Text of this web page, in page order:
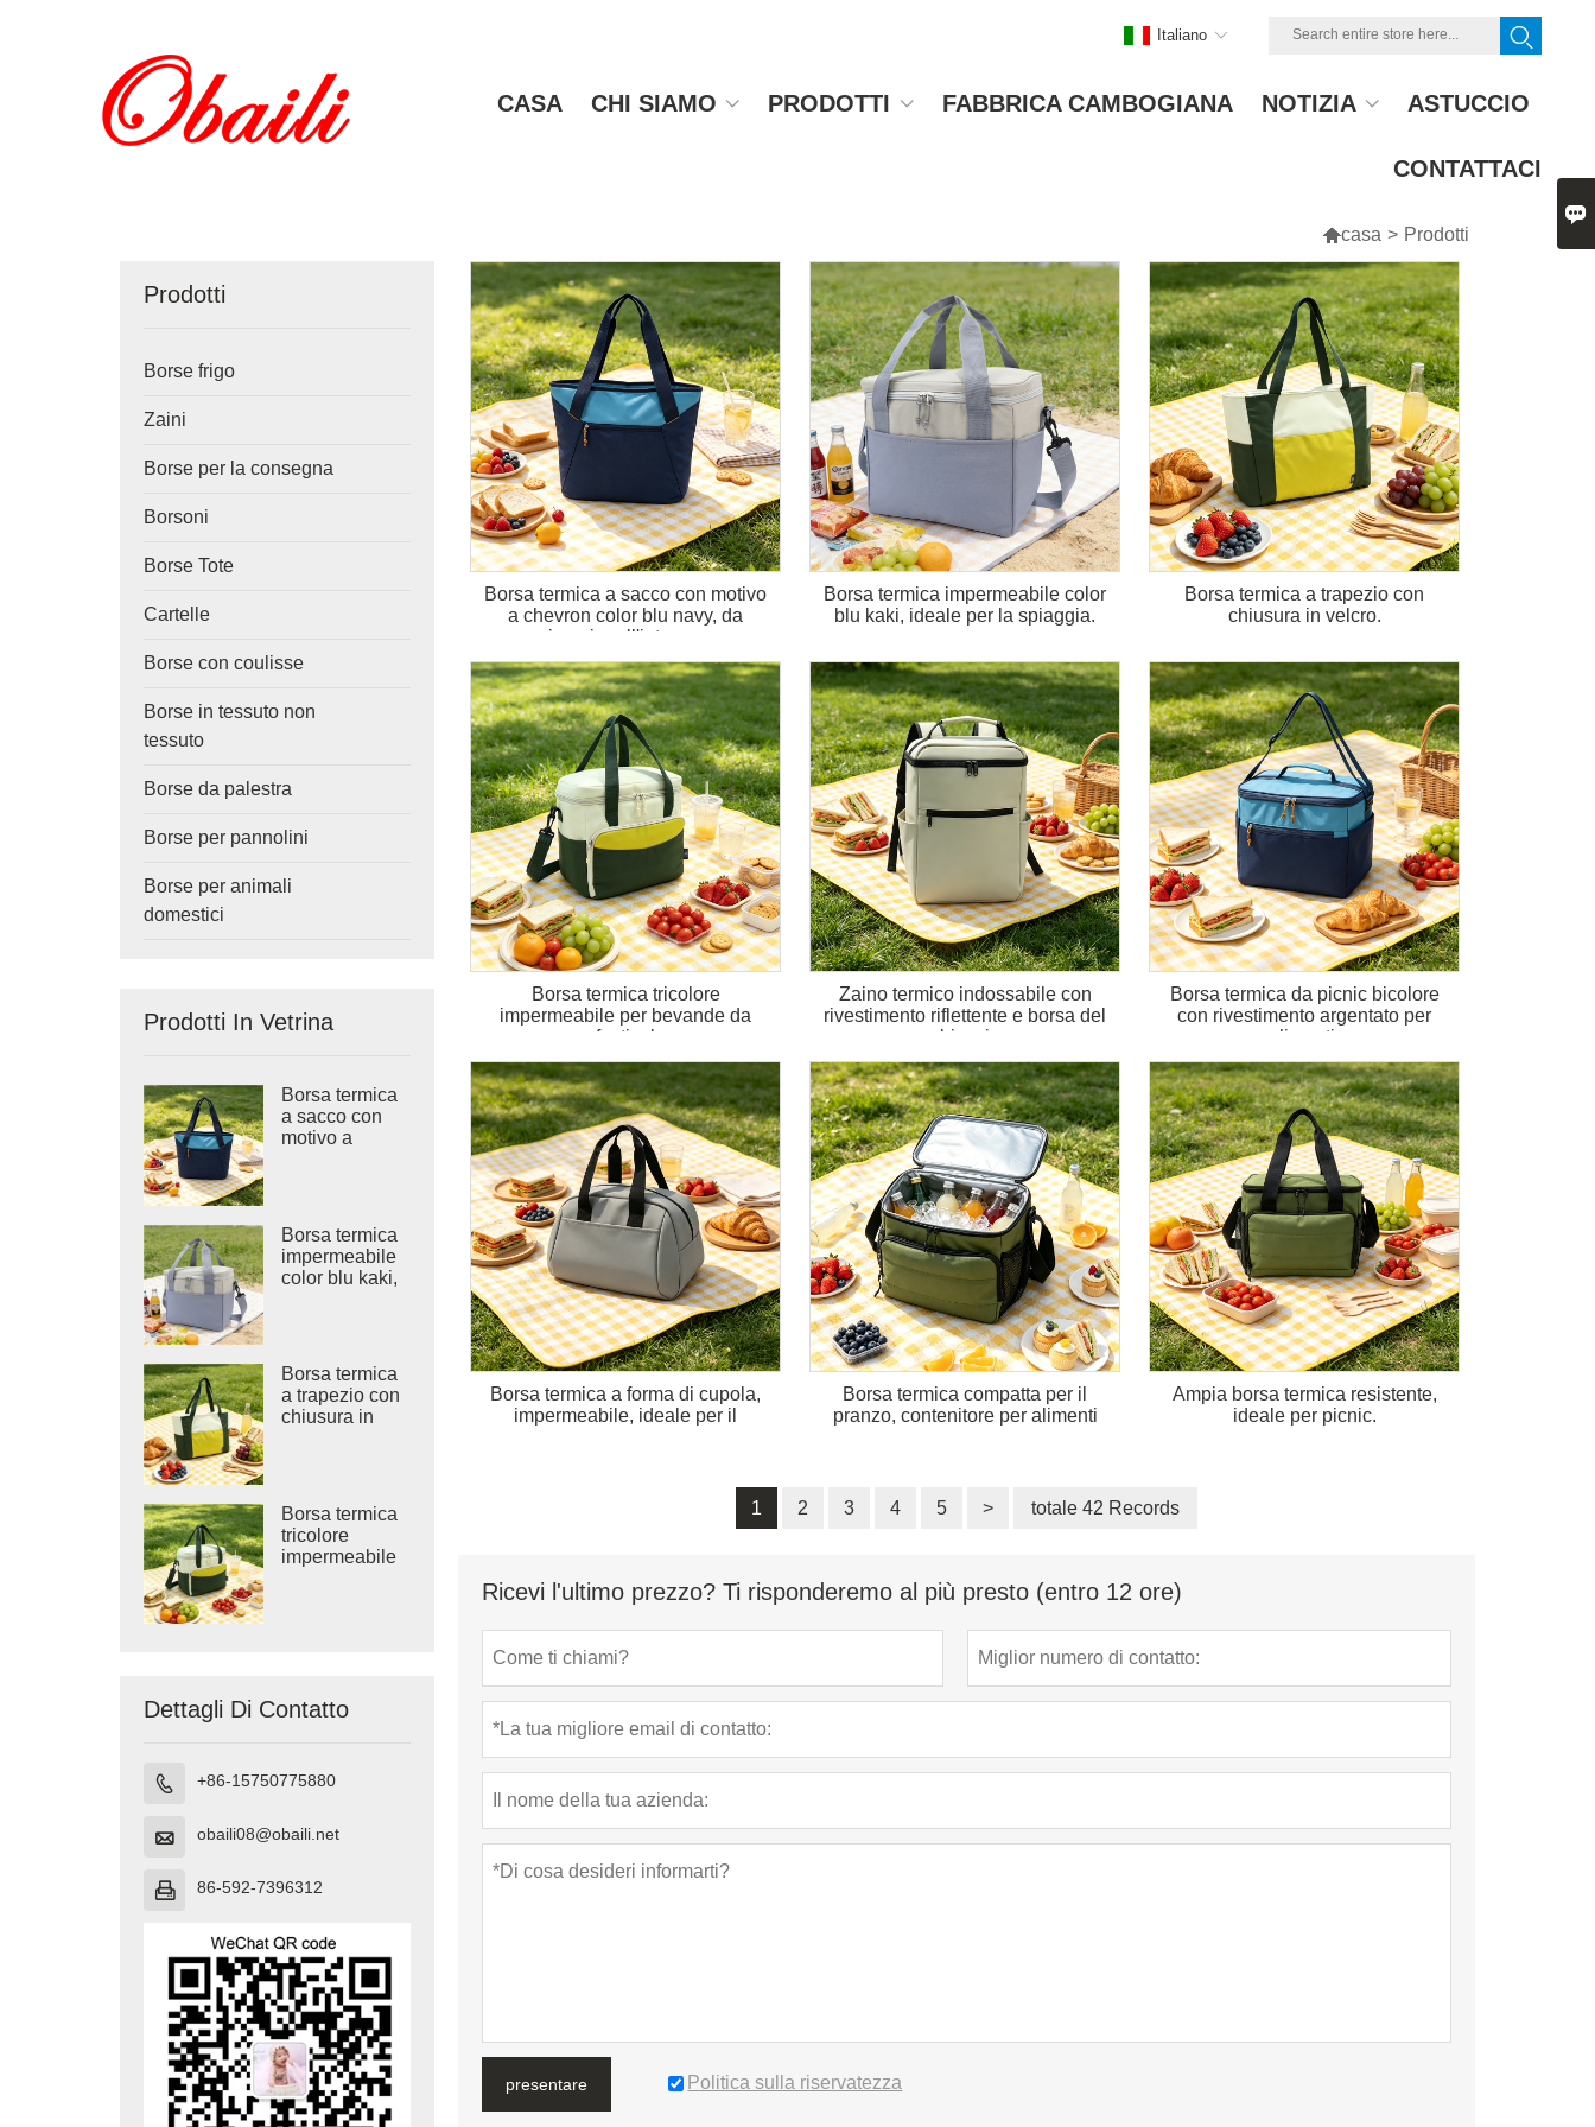
CASA CHI SIAMO PRODOTTI FABBRICA CAMBOGIANA NOTIZIA ASTUCCIO
CONTATTACI
Italiano
casa > Prodotti
Prodotti
Borse frigo
Zaini
Borse per la consegna
Borsoni
Borse Tote
Cartelle
Borse con coulisse
Borse in tessuto non
tessuto
Borse da palestra
Borse per pannolini
Borse per animali
domestici
Prodotti In Vetrina
Borsa termica
a sacco con
motivo a
all'interno.
Borsa termica
impermeabile
color blu kaki,
Borsa termica
a trapezio con
chiusura in
Borsa termica
tricolore
impermeabile
Dettagli Di Contatto
 +86-15750775880
 obaili08@obaili.net
 86-592-7396312
Borsa termica a sacco con motivo
a chevron color blu navy, da
inserire all'interno.
Borsa termica impermeabile color
blu kaki, ideale per la spiaggia.
Borsa termica a trapezio con
chiusura in velcro.
Borsa termica tricolore
impermeabile per bevande da
festival
Zaino termico indossabile con
rivestimento riflettente e borsa del
ghiaccio
Borsa termica da picnic bicolore
con rivestimento argentato per
alimenti.
Borsa termica a forma di cupola,
impermeabile, ideale per il
Borsa termica compatta per il
pranzo, contenitore per alimenti
Ampia borsa termica resistente,
ideale per picnic.
1 2 3 4 5 > totale 42 Records
Ricevi l'ultimo prezzo? Ti risponderemo al più presto (entro 12 ore)
presentare Politica sulla riservatezza
